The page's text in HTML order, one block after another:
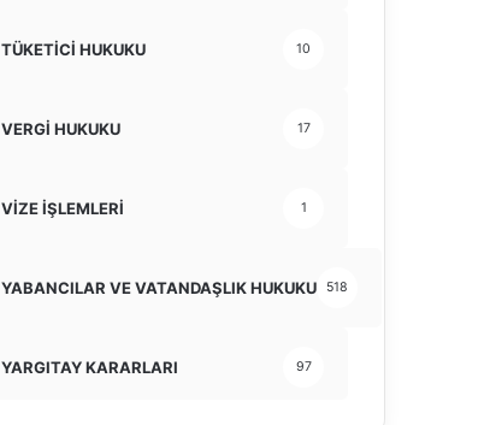
TÜKETİCİ HUKUKU 10
VERGİ HUKUKU 17
VİZE İŞLEMLERİ 1
YABANCILAR VE VATANDAŞLIK HUKUKU 518
YARGITAY KARARLARI 97